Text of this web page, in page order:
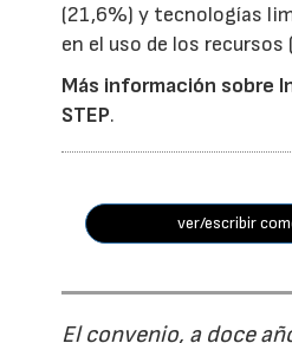
(21,6%) y tecnologías
en el uso de los recursos
Más información sobre
STEP.
ver/escribir
El convenio, a doce